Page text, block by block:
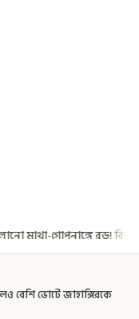
অসমে নাবালিকার
বেশি ভোটে জাহাঙ্গিরকে